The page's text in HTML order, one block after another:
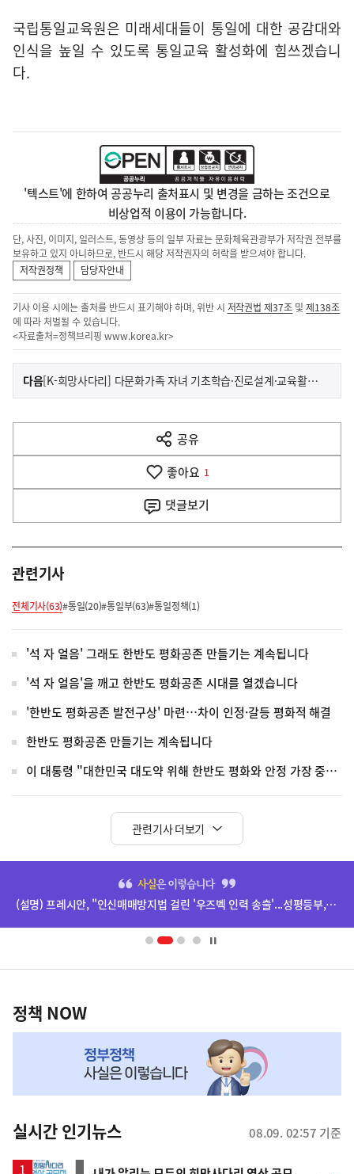
국립통일교육원은 미래세대들이 통일에 대한 공감대와
인식을 높일 수 있도록 통일교육 활성화에 힘쓰겠습니
다.
'텍스트'에 한하여 공공누리 출처표시 및 변경을 금하는 조건으로
비상업적 이용이 가능합니다.
단, 사진, 이미지, 일러스트, 동영상 등의 일부 자료는 문화체육관광부가 저작권 전부를
보유하고 있지 아니하므로, 반드시 해당 저작권자의 허락을 받으셔야 합니다.
저작권정책
담당자안내
기사 이용 시에는 출처를 반드시 표기해야 하며, 위반 시 저작권법 제37조 및제138조
에 따라 처벌될 수 있습니다.
<자료출처=정책브리핑 www.korea.kr>
이
전
다
음
다음기
사
[K-희망사다리] 다문화가족 자녀 기초학습·진로설계·교육활동비
공유
열
기
좋아요 1
댓글보기
관련기사
전체기사(63)#통일(20)#통일부(63)#통일정책(1)
'석 자 얼음' 그래도 한반도 평화공존 만들기는 계속됩니다
'석 자 얼음'을 깨고 한반도 평화공존 시대를 열겠습니다
'한반도 평화공존 발전구상' 마련…차이 인정·갈등 평화적 해결
한반도 평화공존 만들기는 계속됩니다
이 대통령 "대한민국 대도약 위해 한반도 평화와 안정 가장 중요"
관련기사 더보기
영
(설명) 프레시안, "인신매매방지법 걸린 '우즈벡 인력 송출'...성평등부,노동·법무부에 개선 요청" 관련
책
NOW,
뉴
스
정책 NOW
실시간 인기뉴스 08.09. 02:57 기준